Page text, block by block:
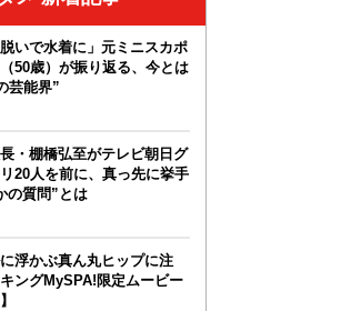
いで水着に」元ミニスカポ
50歳）が振り返る、今とは
芸能界”
・棚橋弘至がテレビ朝日グ
20人を前に、真っ先に挙手
の質問”とは
浮かぶ真ん丸ヒップに注
ングMySPA!限定ムービー